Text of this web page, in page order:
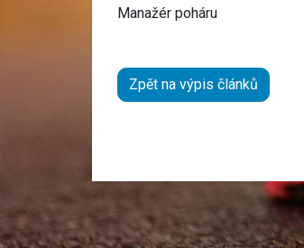
Manažér poháru
Zpět na výpis článků